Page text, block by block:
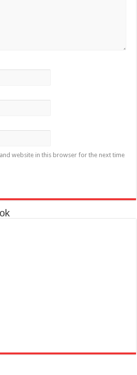
website in this browser for the next time